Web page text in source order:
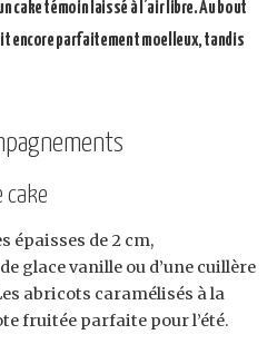
cake témoin laissé à l’air libre. Au bout
encore parfaitement moelleux, tandis
cake
épaisses de 2 cm,
glace vanille ou d’une cuillère
abricots caramélisés à la
fruitée parfaite pour l’été.